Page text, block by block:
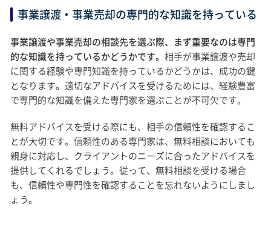
事業譲渡・事業売却の専門的な知識を持っている
事業譲渡や事業売却の相談先を選ぶ際、まず重要なのは専門
的な知識を持っているかどうかです。相手が事業譲渡や売却
に関する経験や専門知識を持っているかどうかは、成功の鍵
となります。適切なアドバイスを受けるためには、経験豊富
で専門的な知識を備えた専門家を選ぶことが不可欠です。
無料アドバイスを受ける際にも、相手の信頼性を確認するこ
とが大切です。信頼性のある専門家は、無料相談においても
親身に対応し、クライアントのニーズに合ったアドバイスを
提供してくれるでしょう。従って、無料相談を受ける場合
も、信頼性や専門性を確認することを忘れないようにしまし
ょう。